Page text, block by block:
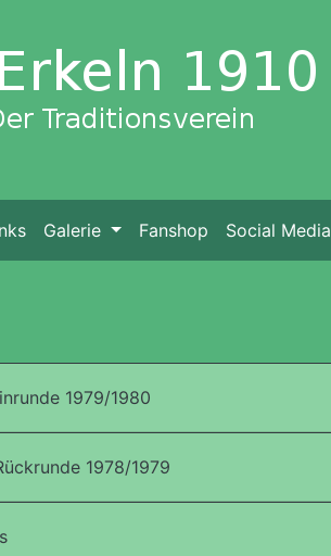
Galerie Fanshop Social Media
1979/1980
1978/1979